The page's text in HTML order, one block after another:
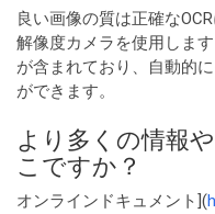
良い画像の質は正確な
解像度カメラを使用しま
が含まれており、自動的
ができます。
より多くの情報
こですか？
オンラインドキュメント](